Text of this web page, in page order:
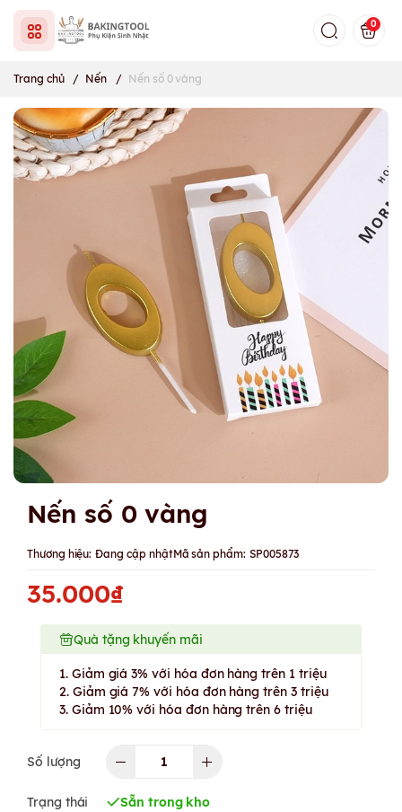
0
Trang chủ / Nến / Nến số 0 vàng
Nến số 0 vàng
Thương hiệu: Đang cập nhậtMã sản phẩm: SP005873
35.000₫
Quà tặng khuyến mãi
1. Giảm giá 3% với hóa đơn hàng trên 1 triệu
2. Giảm giá 7% với hóa đơn hàng trên 3 triệu
3. Giảm 10% với hóa đơn hàng trên 6 triệu
Số lượng
Trạng thái Sẵn trong kho